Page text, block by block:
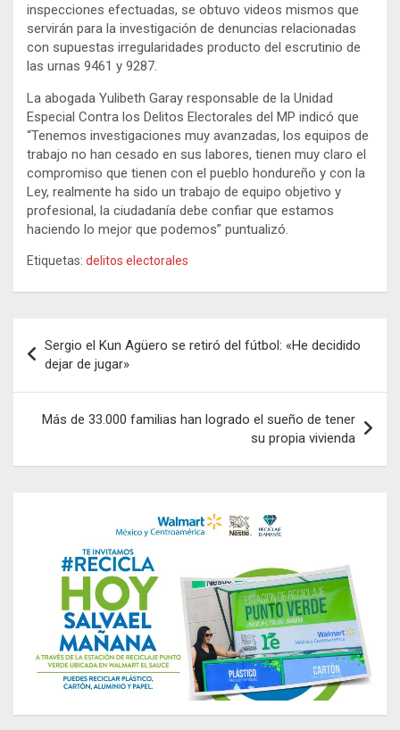
inspecciones efectuadas, se obtuvo videos mismos que
servirán para la investigación de denuncias relacionadas
con supuestas irregularidades producto del escrutinio de
las urnas 9461 y 9287.
La abogada Yulibeth Garay responsable de la Unidad
Especial Contra los Delitos Electorales del MP indicó que
“Tenemos investigaciones muy avanzadas, los equipos de
trabajo no han cesado en sus labores, tienen muy claro el
compromiso que tienen con el pueblo hondureño y con la
Ley, realmente ha sido un trabajo de equipo objetivo y
profesional, la ciudadanía debe confiar que estamos
haciendo lo mejor que podemos” puntualizó.
Etiquetas: delitos electorales
de
entradas
Sergio el Kun Agüero se retiró del fútbol: «He decidido
dejar de jugar»
Más de 33.000 familias han logrado el sueño de tener
su propia vivienda